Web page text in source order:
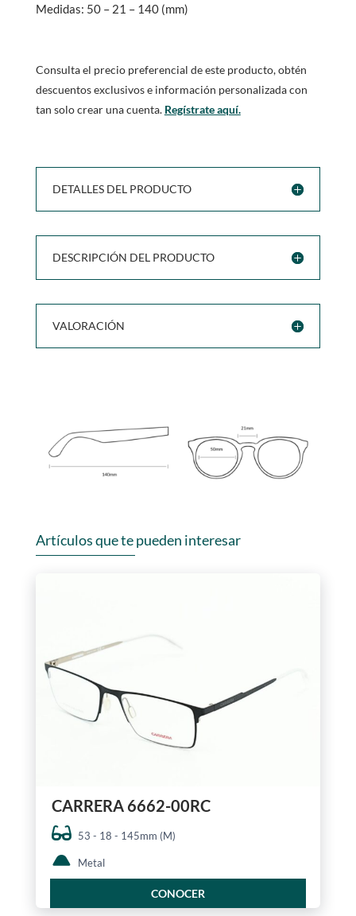
Medidas: 50 – 21 – 140 (mm)
Consulta el precio preferencial de este producto, obtén
descuentos exclusivos e información personalizada con
tan solo crear una cuenta. Regístrate aquí.
DETALLES DEL PRODUCTO
DESCRIPCIÓN DEL PRODUCTO
VALORACIÓN
Artículos que te pueden interesar
CARRERA 6662-00RC
53 - 18 - 145mm (M)
Metal
CONOCER